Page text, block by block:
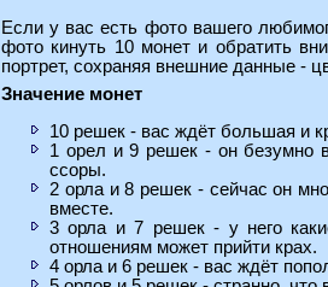
Если у вас есть фото вашего
фото кинуть 10 монет и обратить
портрет, сохраняя внешние данные -
Значение монет
10 решек - вас ждёт большая и
1 орел и 9 решек - он безумно
ссоры.
2 орла и 8 решек - сейчас он
вместе.
3 орла и 7 решек - у него
отношениям может прийти крах.
4 орла и 6 решек - вас ждёт